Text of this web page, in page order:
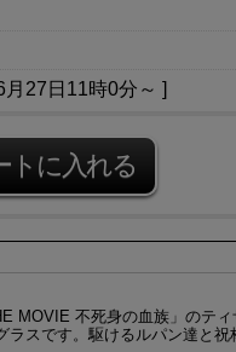
月27日11時0分 ～ ]
MOVIE 不死身の血族」のテ
ラスです。駆けるルパン達と祝